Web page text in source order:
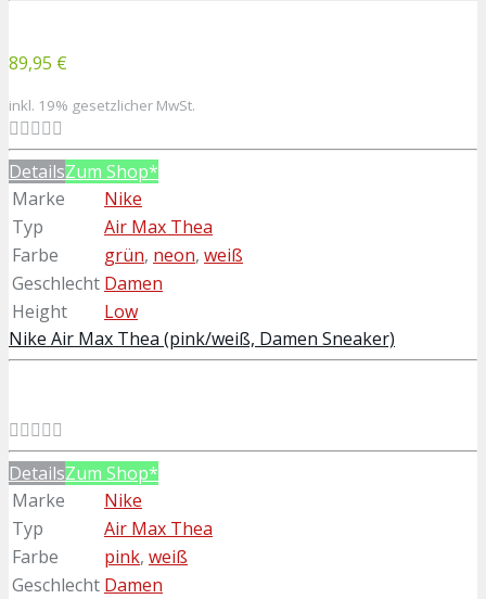
89,95 €
inkl. 19% gesetzlicher MwSt.
DetailsZum Shop*
Marke
Nike
Typ
Air Max Thea
Farbe
grün, neon, weiß
Geschlecht Damen
Height
Low
Nike Air Max Thea (pink/weiß, Damen Sneaker)
DetailsZum Shop*
Marke
Nike
Typ
Air Max Thea
Farbe
pink, weiß
Geschlecht Damen